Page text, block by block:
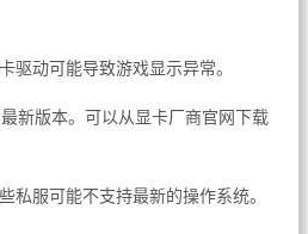
驱动可能导致游戏显示异常。
新版本。可以从显卡厂商官网下载
私服可能不支持最新的操作系统。